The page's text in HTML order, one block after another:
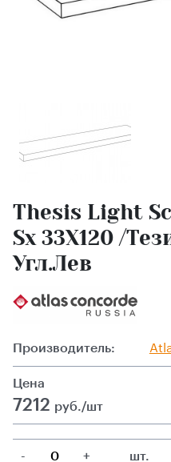
Thesis Light
Sx 33X120 /
Угл.Лев
Производитель:
Цена
7212 руб./шт
- +
шт.